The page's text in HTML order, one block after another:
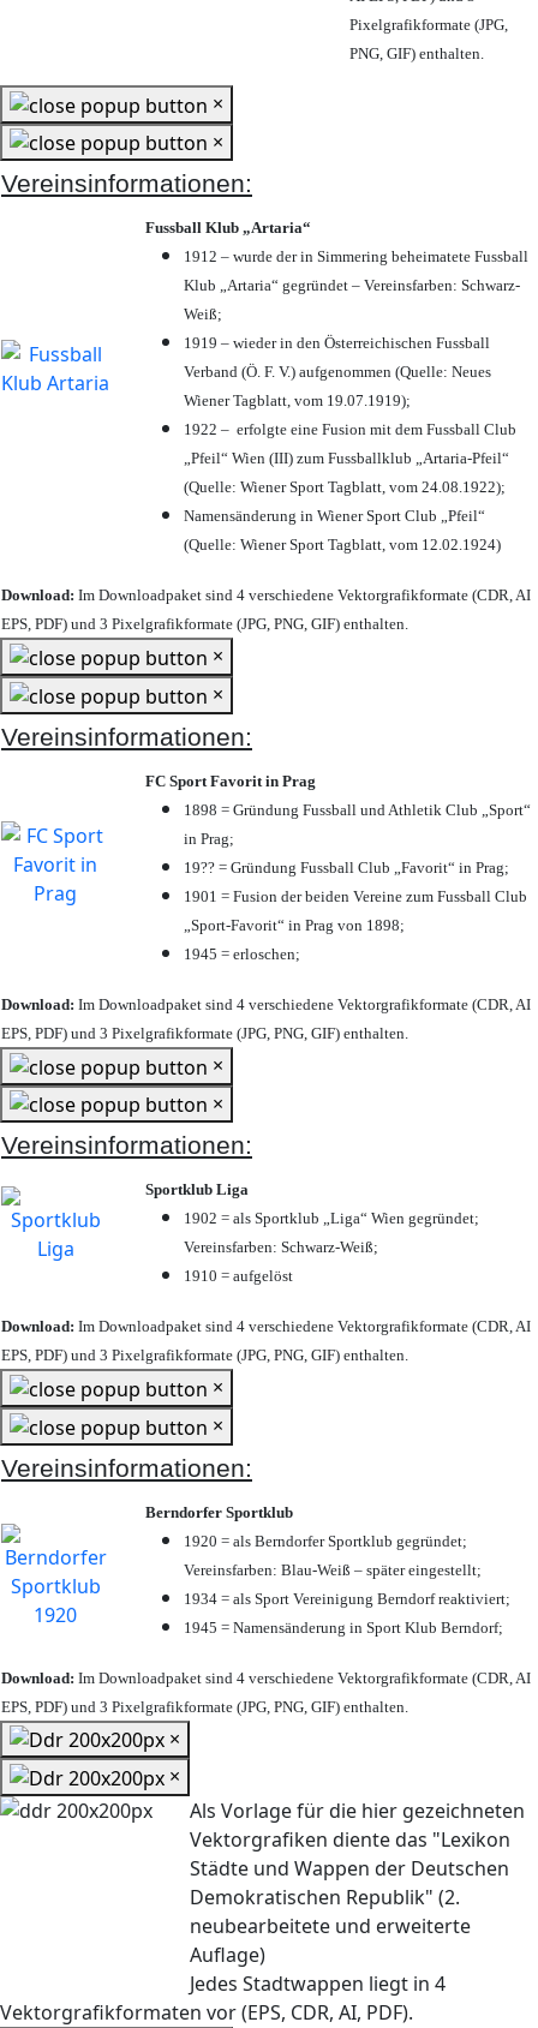
Pixelgrafikformate (JPG,
PNG, GIF) enthalten.
×
×
Vereinsinformationen:
Fussball Klub „Artaria“
1912 – wurde der in Simmering beheimatete Fussball
Klub „Artaria“ gegründet – Vereinsfarben: Schwarz-
Weiß;
1919 – wieder in den Österreichischen Fussball
Verband (Ö. F. V.) aufgenommen (Quelle: Neues
Wiener Tagblatt, vom 19.07.1919);
1922 – erfolgte eine Fusion mit dem Fussball Club
„Pfeil“ Wien (III) zum Fussballklub „Artaria-Pfeil“
(Quelle: Wiener Sport Tagblatt, vom 24.08.1922);
Namensänderung in Wiener Sport Club „Pfeil“
(Quelle: Wiener Sport Tagblatt, vom 12.02.1924)
Download: Im Downloadpaket sind 4 verschiedene Vektorgrafikformate (CDR, AI
EPS, PDF) und 3 Pixelgrafikformate (JPG, PNG, GIF) enthalten.
×
×
Vereinsinformationen:
FC Sport Favorit in Prag
1898 = Gründung Fussball und Athletik Club „Sport“
in Prag;
19?? = Gründung Fussball Club „Favorit“ in Prag;
1901 = Fusion der beiden Vereine zum Fussball Club
„Sport-Favorit“ in Prag von 1898;
1945 = erloschen;
Download: Im Downloadpaket sind 4 verschiedene Vektorgrafikformate (CDR, AI
EPS, PDF) und 3 Pixelgrafikformate (JPG, PNG, GIF) enthalten.
×
×
Vereinsinformationen:
Sportklub Liga
1902 = als Sportklub „Liga“ Wien gegründet;
Vereinsfarben: Schwarz-Weiß;
1910 = aufgelöst
Download: Im Downloadpaket sind 4 verschiedene Vektorgrafikformate (CDR, AI
EPS, PDF) und 3 Pixelgrafikformate (JPG, PNG, GIF) enthalten.
×
×
Vereinsinformationen:
Berndorfer Sportklub
1920 = als Berndorfer Sportklub gegründet;
Vereinsfarben: Blau-Weiß – später eingestellt;
1934 = als Sport Vereinigung Berndorf reaktiviert;
1945 = Namensänderung in Sport Klub Berndorf;
Download: Im Downloadpaket sind 4 verschiedene Vektorgrafikformate (CDR, AI
EPS, PDF) und 3 Pixelgrafikformate (JPG, PNG, GIF) enthalten.
×
×
Als Vorlage für die hier gezeichneten
Vektorgrafiken diente das "Lexikon
Städte und Wappen der Deutschen
Demokratischen Republik" (2.
neubearbeitete und erweiterte
Auflage)
Jedes Stadtwappen liegt in 4
Vektorgrafikformaten vor (EPS, CDR, AI, PDF).